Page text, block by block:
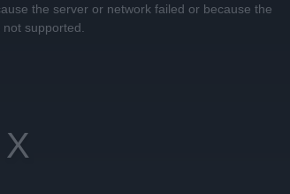
the server or network failed or because the
supported.